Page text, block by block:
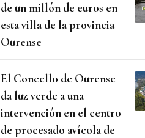
de un millón de euros en
esta villa de la provincia
Ourense
El Concello de Ourense
da luz verde a una
intervención en el centro
de procesado avícola de